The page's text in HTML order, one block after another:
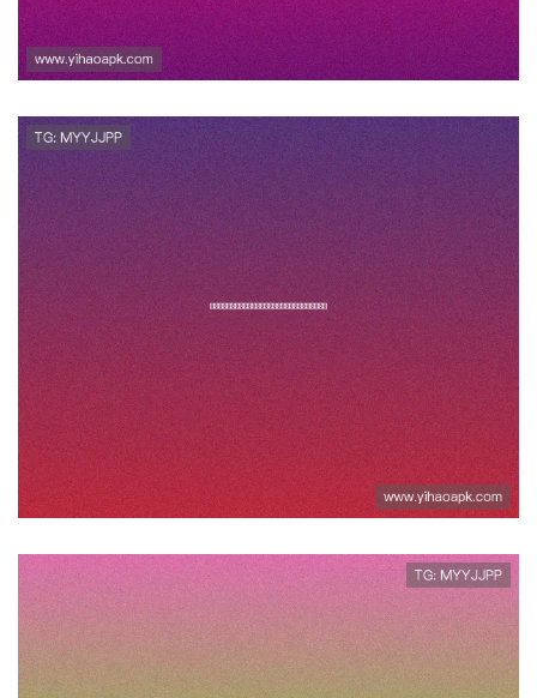
壹号注册页面优化技巧提升注册
成功率，助您轻松开启游戏体验
壹号注册入口下载官网官方最新
公告及注册入口更新信息全掌握